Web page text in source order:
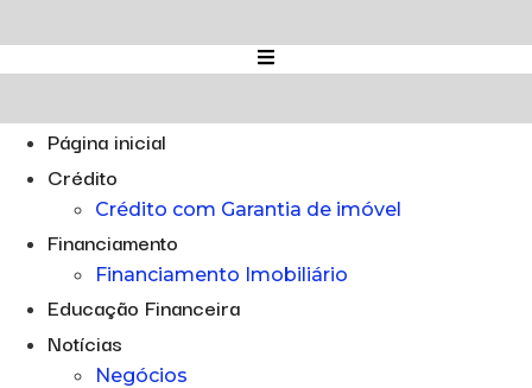
para
o
Página inicial
Crédito
Crédito com Garantia de imóvel
Financiamento
Financiamento Imobiliário
Educação Financeira
Notícias
Negócios